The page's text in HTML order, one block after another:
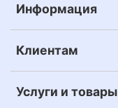
Информация
Клиентам
Услуги и товары